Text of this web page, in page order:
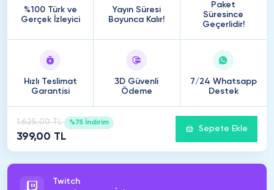
%100 Türk ve
Gerçek İzleyici
Yayın Süresi
Boyunca Kalır!
Paket
Süresince
Geçerlidir!
Hızlı Teslimat
Garantisi
3D Güvenli
Ödeme
7/24 Whatsapp
Destek
1.625,00 TL %75 İndirim
399,00 TL
Sepete Ekle
Twitch